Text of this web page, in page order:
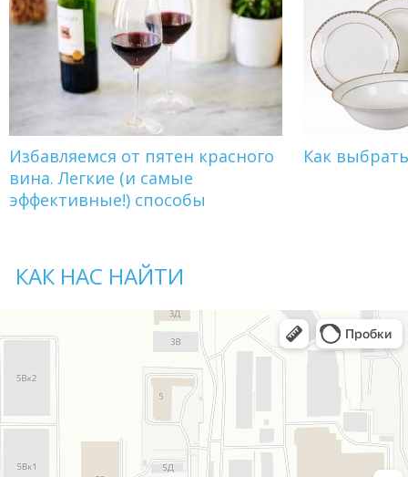
Избавляемся от пятен красного
вина. Легкие (и самые
эффективные!) способы
Как
КАК НАС НАЙТИ